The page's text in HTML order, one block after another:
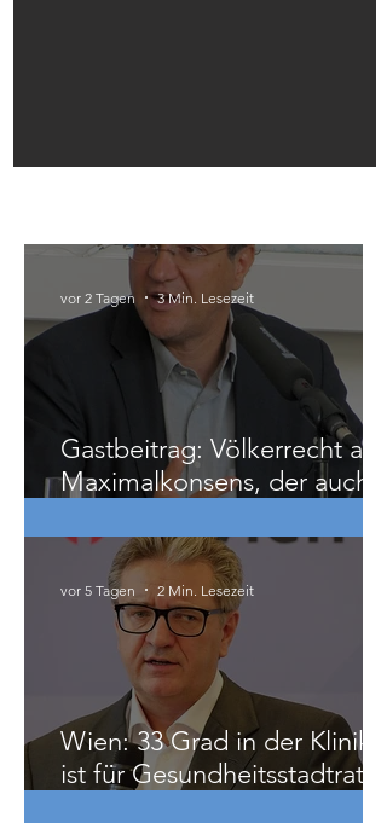
Gastbeitrag: Völkerrecht als
Maximalkonsens, der auch
vor 2 Tagen 3 Min. Lesezeit
Wien: 33 Grad in der Klinik
ist für Gesundheitsstadtrat
vor 5 Tagen 2 Min. Lesezeit